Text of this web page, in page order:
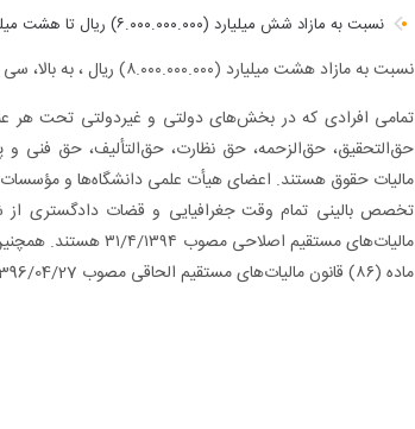
نسبت به مازاد شش میلیارد (۶.۰۰۰.۰۰۰.۰۰۰) ریال تا هشت میلیارد (۸.۰۰۰.۰۰۰.۰۰۰) ریال، بیست و پنج درصد (۲۵%)
نسبت به مازاد هشت میلیارد (۸.۰۰۰.۰۰۰.۰۰۰) ریال ، به بالا، سی درصد (۳۰%)
تمامی افرادی که در بخش‌های دولتی و غیردولتی تحت هر
حق‌التحقیق، حق‌الزحمه، حق نظارت، حق‌التألیف، حق فنی و
مالیات حقوق هستند. اعضای هیأت علمی دانشگاه‌ها و
ماده (۸۶) قانون مالیات‌های مستقیم الحاقی مصوب 1396/04/27 است.